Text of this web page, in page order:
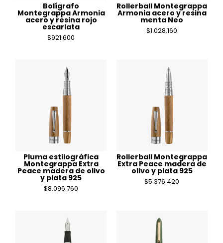
Bolígrafo
Montegrappa Armonia
acero y resina rojo
escarlata
$921.600
Rollerball Montegrappa
Armonia acero y resina
menta Neo
$1.028.160
Pluma estilográfica
Montegrappa Extra
Peace madera de olivo
y plata 925
$8.096.760
Rollerball Montegrappa
Extra Peace madera de
olivo y plata 925
$5.376.420